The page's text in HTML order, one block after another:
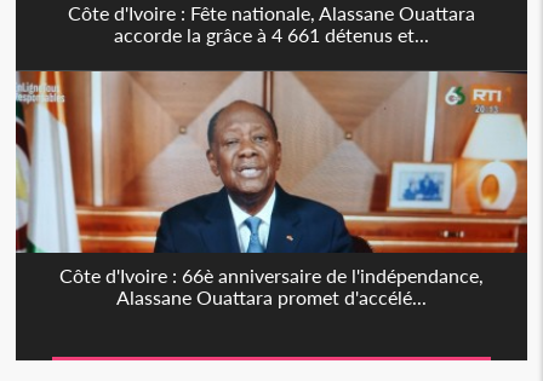
Côte d'Ivoire : Fête nationale, Alassane Ouattara
accorde la grâce à 4 661 détenus et...
Côte d'Ivoire : 66è anniversaire de l'indépendance,
Alassane Ouattara promet d'accélé...